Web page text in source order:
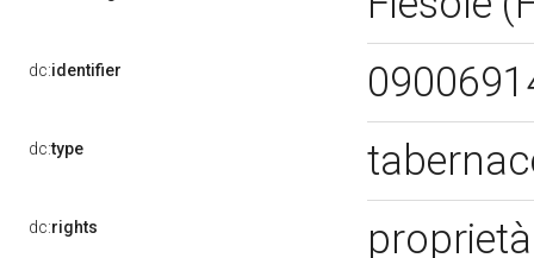
dc:identifier
dc:type
dc:rights